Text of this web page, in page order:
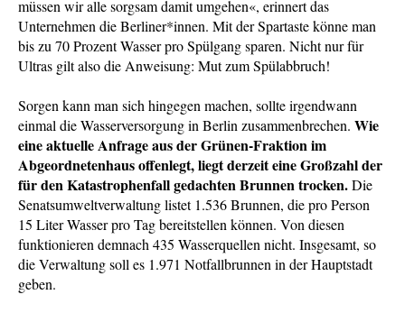
müssen wir alle sorgsam damit umgehen«, erinnert das
Unternehmen die Berliner*innen. Mit der Spartaste könne man
bis zu 70 Prozent Wasser pro Spülgang sparen. Nicht nur für
Ultras gilt also die Anweisung: Mut zum Spülabbruch!
Sorgen kann man sich hingegen machen, sollte irgendwann
einmal die Wasserversorgung in Berlin zusammenbrechen. Wie
eine aktuelle Anfrage aus der Grünen-Fraktion im
Abgeordnetenhaus offenlegt, liegt derzeit eine Großzahl der
für den Katastrophenfall gedachten Brunnen trocken.Die
Senatsumweltverwaltung listet 1.536 Brunnen, die pro Person
15 Liter Wasser pro Tag bereitstellen können. Von diesen
funktionieren demnach 435 Wasserquellen nicht. Insgesamt, so
die Verwaltung soll es 1.971 Notfallbrunnen in der Hauptstadt
geben.